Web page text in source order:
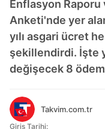
Enflasyon Raporu
Anketi'nde yer
yılı asgari ücret
şekillendirdi. İşte
değişecek 8
Takvim.com.tr
Giriş Tarihi: